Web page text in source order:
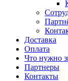
Доставка
Оплата
Что нужно
Партнеры
Контакты